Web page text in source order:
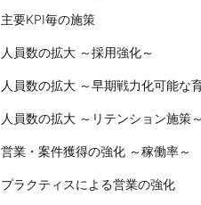
主要KPI毎の施策
人員数の拡大 ～採用強化～
人員数の拡大 ～リテンション施策～
営業・案件獲得の強化 ～稼働率～
プラクティスによる営業の強化